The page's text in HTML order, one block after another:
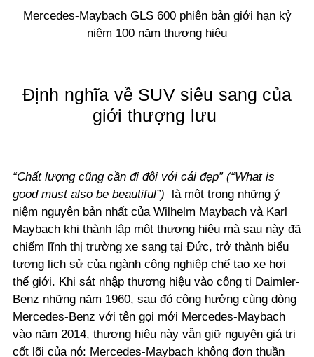
Mercedes-Maybach GLS 600 phiên bản giới hạn kỷ
niệm 100 năm thương hiệu
Định nghĩa về SUV siêu sang của
giới thượng lưu
“Chất lượng cũng cần đi đôi với cái đẹp” (“What is
good must also be beautiful”)
là một trong những ý
niệm nguyên bản nhất của Wilhelm Maybach và Karl
Maybach khi thành lập một thương hiệu mà sau này đã
chiếm lĩnh thị trường xe sang tại Đức, trở thành biểu
tượng lịch sử của ngành công nghiệp chế tạo xe hơi
thế giới. Khi sát nhập thương hiệu vào công ti Daimler-
Benz những năm 1960, sau đó cộng hưởng cùng dòng
Mercedes-Benz với tên gọi mới Mercedes-Maybach
vào năm 2014, thương hiệu này vẫn giữ nguyên giá trị
cốt lõi của nó: Mercedes-Maybach không đơn thuần